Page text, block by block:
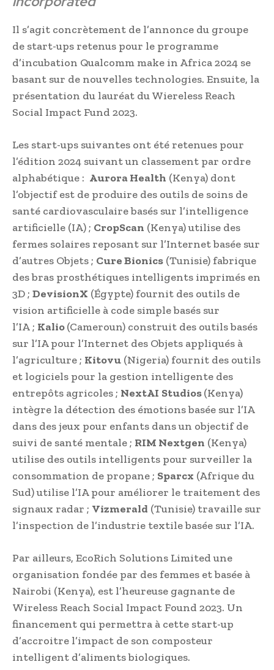
Il s’agit concrètement de l’annonce du groupe
de start-ups retenus pour le programme
d’incubation Qualcomm make in Africa 2024 se
basant sur de nouvelles technologies. Ensuite, la
présentation du lauréat du Wiereless Reach
Social Impact Fund 2023.
Les start-ups suivantes ont été retenues pour
l’édition 2024 suivant un classement par ordre
alphabétique : Aurora Health (Kenya) dont
l’objectif est de produire des outils de soins de
santé cardiovasculaire basés sur l’intelligence
artificielle (IA) ; CropScan (Kenya) utilise des
fermes solaires reposant sur l’Internet basée sur
d’autres Objets ; Cure Bionics (Tunisie) fabrique
des bras prosthétiques intelligents imprimés en
3D ; DevisionX (Égypte) fournit des outils de
vision artificielle à code simple basés sur
l’IA ; Kalio(Cameroun) construit des outils basés
sur l’IA pour l’Internet des Objets appliqués à
l’agriculture ; Kitovu (Nigeria) fournit des outils
et logiciels pour la gestion intelligente des
entrepôts agricoles ; NextAI Studios(Kenya)
intègre la détection des émotions basée sur l’IA
dans des jeux pour enfants dans un objectif de
suivi de santé mentale ; RIM Nextgen (Kenya)
utilise des outils intelligents pour surveiller la
consommation de propane ; Sparcx (Afrique du
Sud) utilise l’IA pour améliorer le traitement des
signaux radar ; Vizmerald (Tunisie) travaille sur
l’inspection de l’industrie textile basée sur l’IA.
Par ailleurs, EcoRich Solutions Limited une
organisation fondée par des femmes et basée à
Nairobi (Kenya), est l’heureuse gagnante de
Wireless Reach Social Impact Found 2023. Un
financement qui permettra à cette start-up
d’accroitre l’impact de son composteur
intelligent d’aliments biologiques.